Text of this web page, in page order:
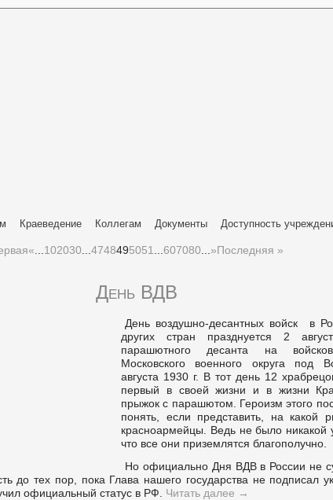
Краеведение Коллегам Документы Доступность
« 102030 4748495051 607080 »Последняя »
День ВДВ
День воздушно-десантных войск в
других стран празднуется 2
парашютного десанта на
Московского военного округа под
августа 1930 г. В тот день 12
первый в своей жизни и в жизни
прыжок с парашютом. Героизм этого
понять, если представить, на какой
красноармейцы. Ведь не было никакой
что все они приземлятся благополучно.
Но официально Дня ВДВ в России не
до тех пор, пока Глава нашего государства не подписал
официальный статус в РФ. Читать далее →